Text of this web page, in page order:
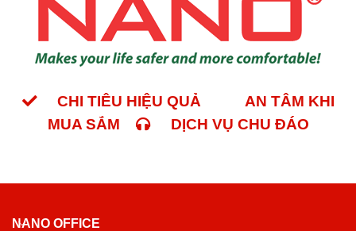
CHI TIÊU HIỆU QUẢ
AN TÂM KHI
MUA SẮM
DỊCH VỤ CHU ĐÁO
NANO OFFICE